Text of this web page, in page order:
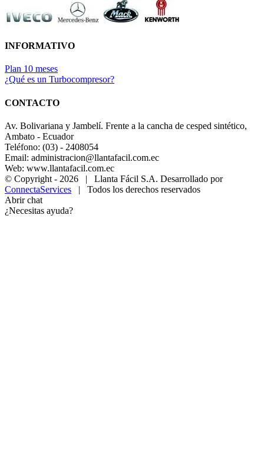
INFORMATIVO
Plan 10 meses
¿Qué es un Turbocompresor?
CONTACTO
Av. Bolivariana y Jambelí. Frente a la cancha de cesped sintético,
Ambato - Ecuador
Teléfono: (03) - 2408054
Email: administracion@llantafacil.com.ec
Web: www.llantafacil.com.ec
© Copyright - 2026 | Llanta Fácil S.A. Desarrollado por
ConnectaServices | Todos los derechos reservados
Abrir chat
¿Necesitas ayuda?